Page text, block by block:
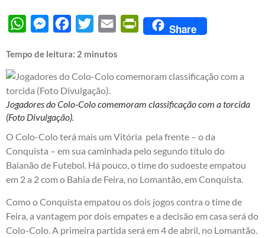
WhatsAppMessengerFacebook
Twitter Email PrintFriendly
Share
Tempo de leitura: 2 minutos
Jogadores do Colo-Colo comemoram classificação com a torcida
(Foto Divulgação).
O Colo-Colo terá mais um Vitória pela frente – o da
Conquista – em sua caminhada pelo segundo título do
Baianão de Futebol. Há pouco, o time do sudoeste empatou
em 2 a 2 com o Bahia de Feira, no Lomantão, em Conquista.
Como o Conquista empatou os dois jogos contra o time de
Feira, a vantagem por dois empates e a decisão em casa será do
Colo-Colo. A primeira partida será em 4 de abril, no Lomantão.